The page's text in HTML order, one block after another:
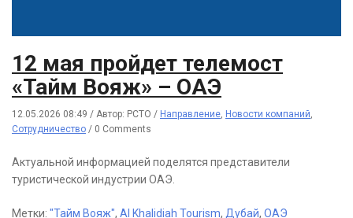
12 мая пройдет телемост
«Тайм Вояж» – ОАЭ
12.05.2026 08:49 / Автор: РСТО / Направление, Новости компаний,
Сотрудничество / 0 Comments
Актуальной информацией поделятся представители
туристической индустрии ОАЭ.
Метки: "Тайм Вояж", Al Khalidiah Tourism, Дубай, ОАЭ